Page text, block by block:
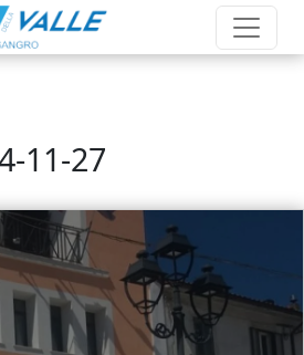
11-27